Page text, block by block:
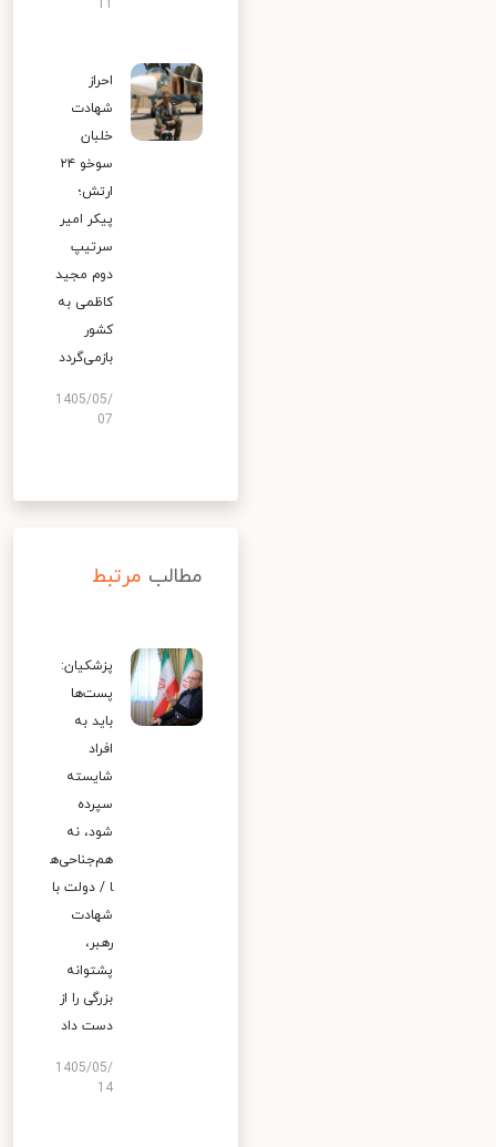
احراز
شهادت
خلبان
سوخو ۲۴
ارتش؛
پیکر امیر
سرتیپ
دوم مجید
کاظمی به
کشور
بازمی‌گردد
1405/05/
07
مطالب مرتبط
پزشکیان:
پست‌ها
باید به
افراد
شایسته
سپرده
شود، نه
هم‌جناحی‌ه
ا / دولت با
شهادت
رهبر،
پشتوانه
بزرگی را از
دست داد
1405/05/
14